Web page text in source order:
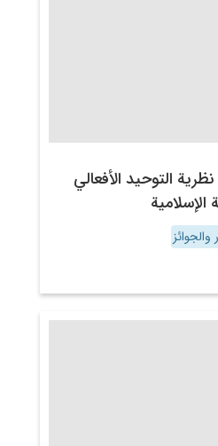
التوحيد الأفعالي
والجوائز